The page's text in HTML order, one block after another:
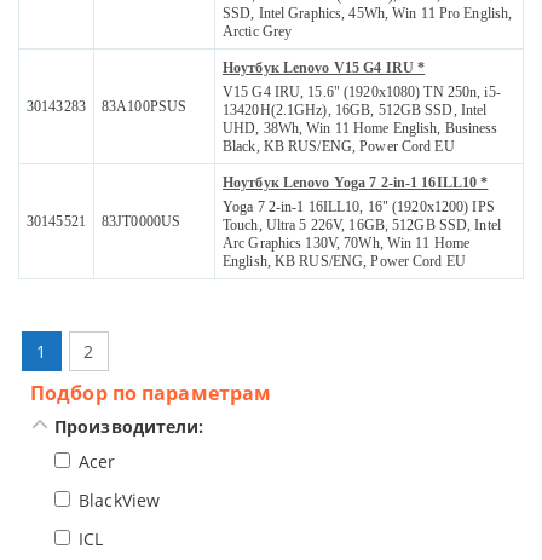
SSD, Intel Graphics, 45Wh, Win 11 Pro English,
Arctic Grey
30143283 83A100PSUS
Ноутбук Lenovo V15 G4 IRU *
V15 G4 IRU, 15.6" (1920x1080) TN 250n, i5-
13420H(2.1GHz), 16GB, 512GB SSD, Intel
UHD, 38Wh, Win 11 Home English, Business
Black, KB RUS/ENG, Power Cord EU
30145521 83JT0000US
Ноутбук Lenovo Yoga 7 2-in-1 16ILL10 *
Yoga 7 2-in-1 16ILL10, 16" (1920x1200) IPS
Touch, Ultra 5 226V, 16GB, 512GB SSD, Intel
Arc Graphics 130V, 70Wh, Win 11 Home
English, KB RUS/ENG, Power Cord EU
1 2
Подбор по параметрам
Производители:
Acer
BlackView
ICL